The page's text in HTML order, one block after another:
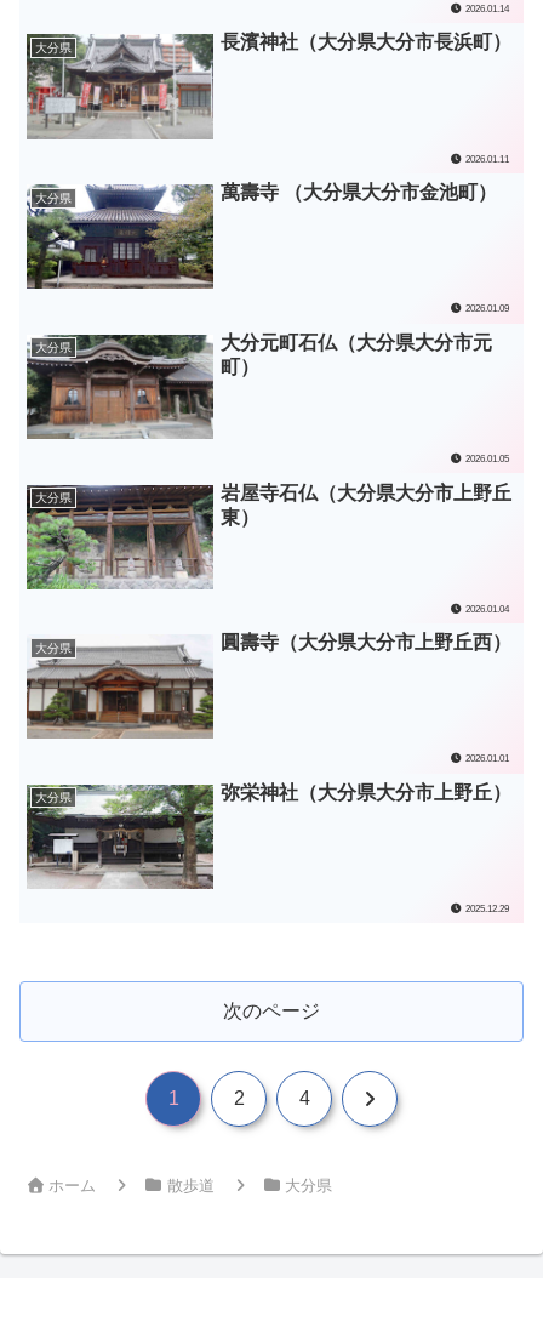
2026.01.14
大分県 長濱神社（大分県大分市長浜町）
2026.01.11
大分県 萬壽寺 （大分県大分市金池町）
2026.01.09
大分県
大分元町石仏（大分県大分市元
町）
2026.01.05
大分県
岩屋寺石仏（大分県大分市上野丘
東）
2026.01.04
大分県 圓壽寺（大分県大分市上野丘西）
2026.01.01
大分県 弥栄神社（大分県大分市上野丘）
2025.12.29
次のページ
1 2 4 次
ホーム 散歩道 大分県